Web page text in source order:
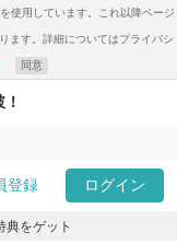
使用しています。これ以降ページ
ます。詳細についてはプライバシ
同意
登録 ログイン
典をゲット